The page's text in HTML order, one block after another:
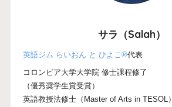
サラ（Salah）
英語ジム らいおん と ひよこ®代表
コロンビア大学大学院 修士課程修了
（優秀奨学生賞受賞）
英語教授法修士（Master of Arts in TESOL）